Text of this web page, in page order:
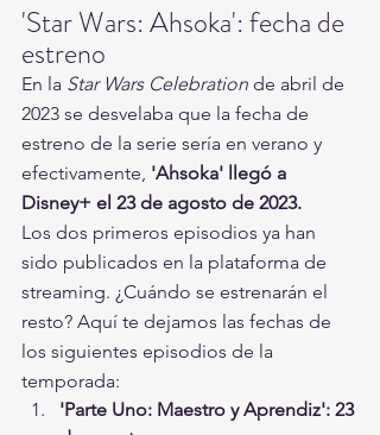
'Star Wars: Ahsoka': fecha de
estreno
En la Star Wars Celebration de abril de
2023 se desvelaba que la fecha de
estreno de la serie sería en verano y
efectivamente, 'Ahsoka' llegó a
Disney+ el 23 de agosto de 2023.
Los dos primeros episodios ya han
sido publicados en la plataforma de
streaming. ¿Cuándo se estrenarán el
resto? Aquí te dejamos las fechas de
los siguientes episodios de la
temporada:
'Parte Uno: Maestro y Aprendiz': 23